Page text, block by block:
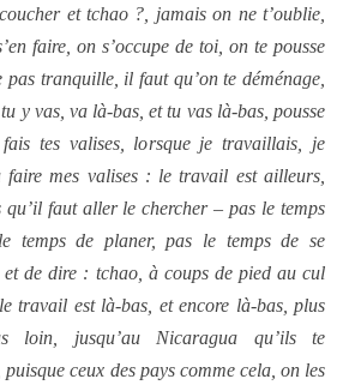
et tchao ?, jamais on ne t’oublie,
faire, on s’occupe de toi, on te pousse
pas tranquille, il faut qu’on te déménage,
y vas, va là-bas, et tu vas là-bas, pousse
tes valises, lorsque je travaillais, je
faire mes valises : le travail est ailleurs,
qu’il faut aller le chercher – pas le temps
temps de planer, pas le temps de se
et de dire : tchao, à coups de pied au cul
travail est là-bas, et encore là-bas, plus
loin, jusqu’au Nicaragua qu’ils te
ceux des pays comme cela, on les